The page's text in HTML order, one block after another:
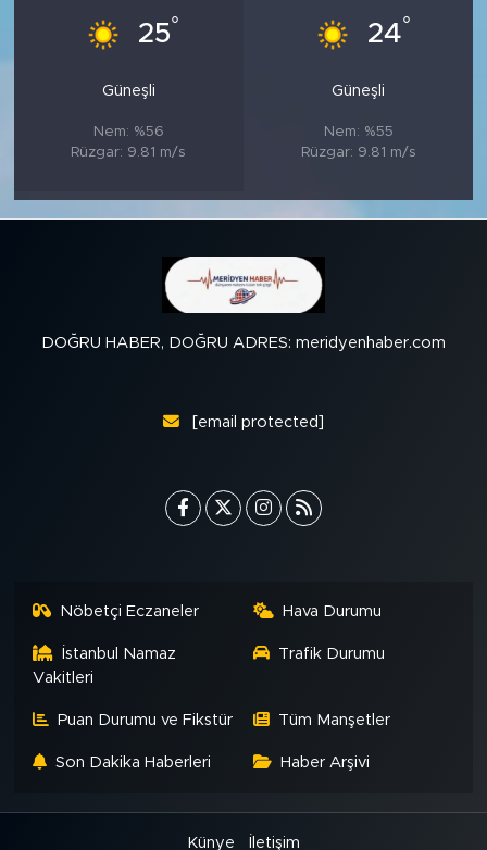
25°
Güneşli
Nem: %56
Rüzgar: 9.81 m/s
24°
Güneşli
Nem: %55
Rüzgar: 9.81 m/s
DOĞRU HABER, DOĞRU ADRES: meridyenhaber.com
[email protected]
Nöbetçi Eczaneler Hava Durumu
İstanbul Namaz
Vakitleri
Trafik Durumu
Puan Durumu ve Fikstür Tüm Manşetler
Son Dakika Haberleri Haber Arşivi
Künye İletişim